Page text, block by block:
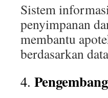
Sistem
penyimpanan
membantu
berdasarkan
4.